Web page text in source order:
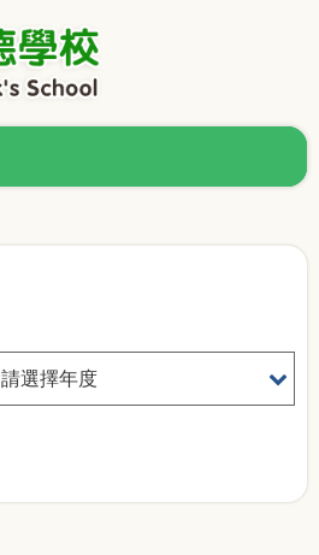
請選擇年度